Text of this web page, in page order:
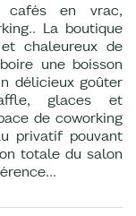
en vrac,
La boutique
chaleureux de
une boisson
délicieux goûter
glaces et
de coworking
privatif pouvant
totale du salon